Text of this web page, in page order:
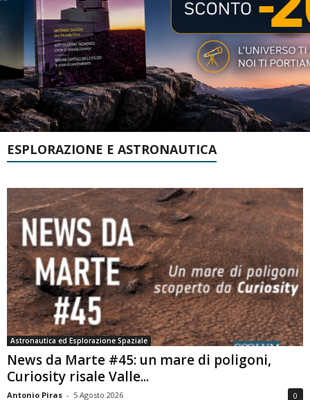
ESPLORAZIONE E ASTRONAUTICA
Astronautica ed Esplorazione Spaziale
News da Marte #45: un mare di poligoni,
Curiosity risale Valle...
Antonio Piras - 5 Agosto 2026 0